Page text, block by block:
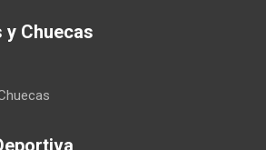
y Chuecas